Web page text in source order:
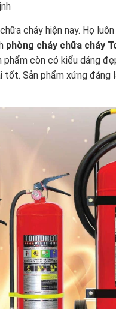
cháy hiện nay. Họ
phòng cháy chữa cháy
còn có kiểu dáng
tốt. Sản phẩm xứng